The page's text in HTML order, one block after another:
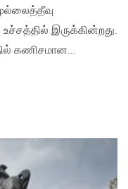
இருக்கின்றது.
கணிசமான…